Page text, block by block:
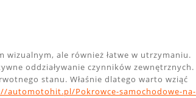
ale również łatwe w utrzymaniu.
oddziaływanie czynników zewnętrznych.
stanu. Właśnie dlatego warto wziąć
automotohit.pl/Pokrowce-samochodowe-na-